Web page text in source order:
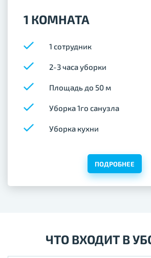
1 КОМНАТА
1 сотрудник
2-3 часа уборки
Площадь до 50 м
Уборка 1го санузла
Уборка кухни
ПОДРОБНЕЕ
ЧТО ВХОДИТ В